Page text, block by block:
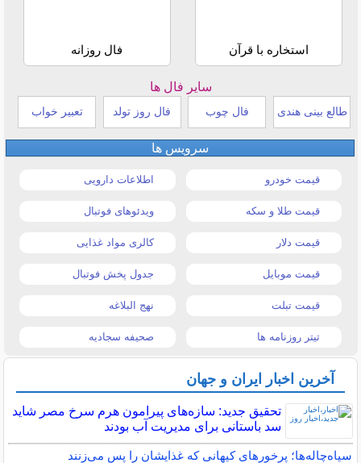
استخاره با قرآن فال روزانه
سایر فال ها
طالع بینی هندی فال چوب فال روز تولد تعبیر خواب
سرویس ها
قیمت خودرو اطلاعات دارویی
قیمت طلا و سکه ویدئوهای فوتبال
قیمت دلار کالری مواد غذایی
قیمت موبایل جدول پخش فوتبال
قیمت تبلت نهج البلاغه
تیتر روزنامه ها صحیفه سجادیه
آخرین اخبار ایران و جهان
تحقیق جدید: سازه‌های پیرامون هرم سرخ مصر شاید
سد باستانی برای مدیریت آب بودند
سیاه‌چاله‌ها؛ پرخورهای کیهانی که غذایشان را پس می‌زنند